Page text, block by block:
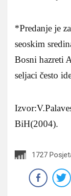
*Predanje je
seoskim
Bosni hazreti
seljaci često
BiH(2004).
1727